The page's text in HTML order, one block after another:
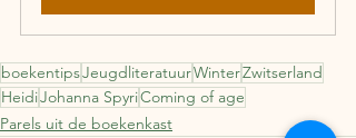
boekentipsJeugdliteratuurWinterZwitserland
HeidiJohanna SpyriComing of age
Parels uit de boekenkast